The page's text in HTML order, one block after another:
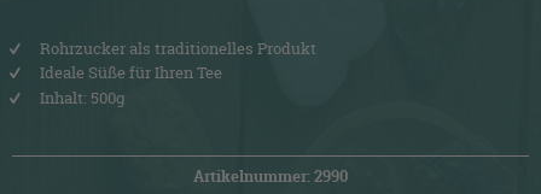
Rohrzucker als traditionelles Produkt
Ideale Süße für Ihren Tee
Inhalt: 500g
Artikelnummer: 2990